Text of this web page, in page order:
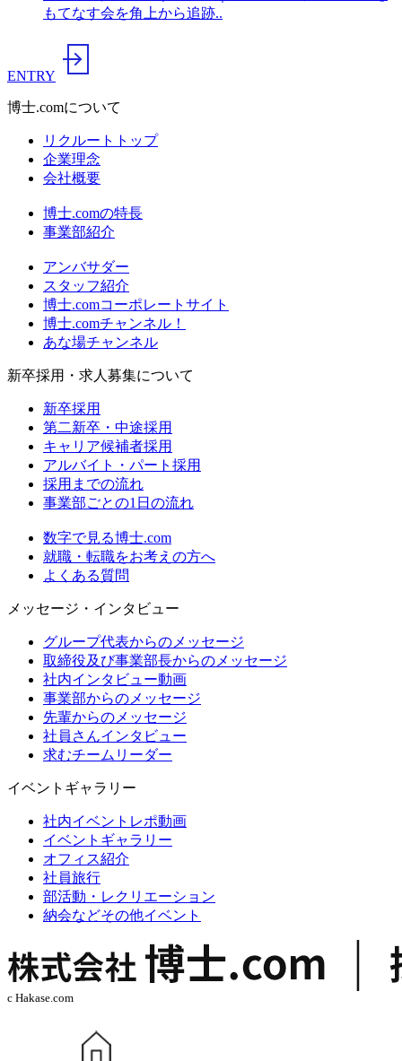
もてなす会を角上から追跡..
ENTRY
博士.comについて
リクルートトップ
企業理念
会社概要
博士.comの特長
事業部紹介
アンバサダー
スタッフ紹介
博士.comコーポレートサイト
博士.comチャンネル！
あな場チャンネル
新卒採用・求人募集について
新卒採用
第二新卒・中途採用
キャリア候補者採用
アルバイト・パート採用
採用までの流れ
事業部ごとの1日の流れ
数字で見る博士.com
就職・転職をお考えの方へ
よくある質問
メッセージ・インタビュー
グループ代表からのメッセージ
取締役及び事業部長からのメッセージ
社内インタビュー動画
事業部からのメッセージ
先輩からのメッセージ
社員さんインタビュー
求むチームリーダー
イベントギャラリー
社内イベントレポ動画
イベントギャラリー
オフィス紹介
社員旅行
部活動・レクリエーション
納会などその他イベント
c Hakase.com